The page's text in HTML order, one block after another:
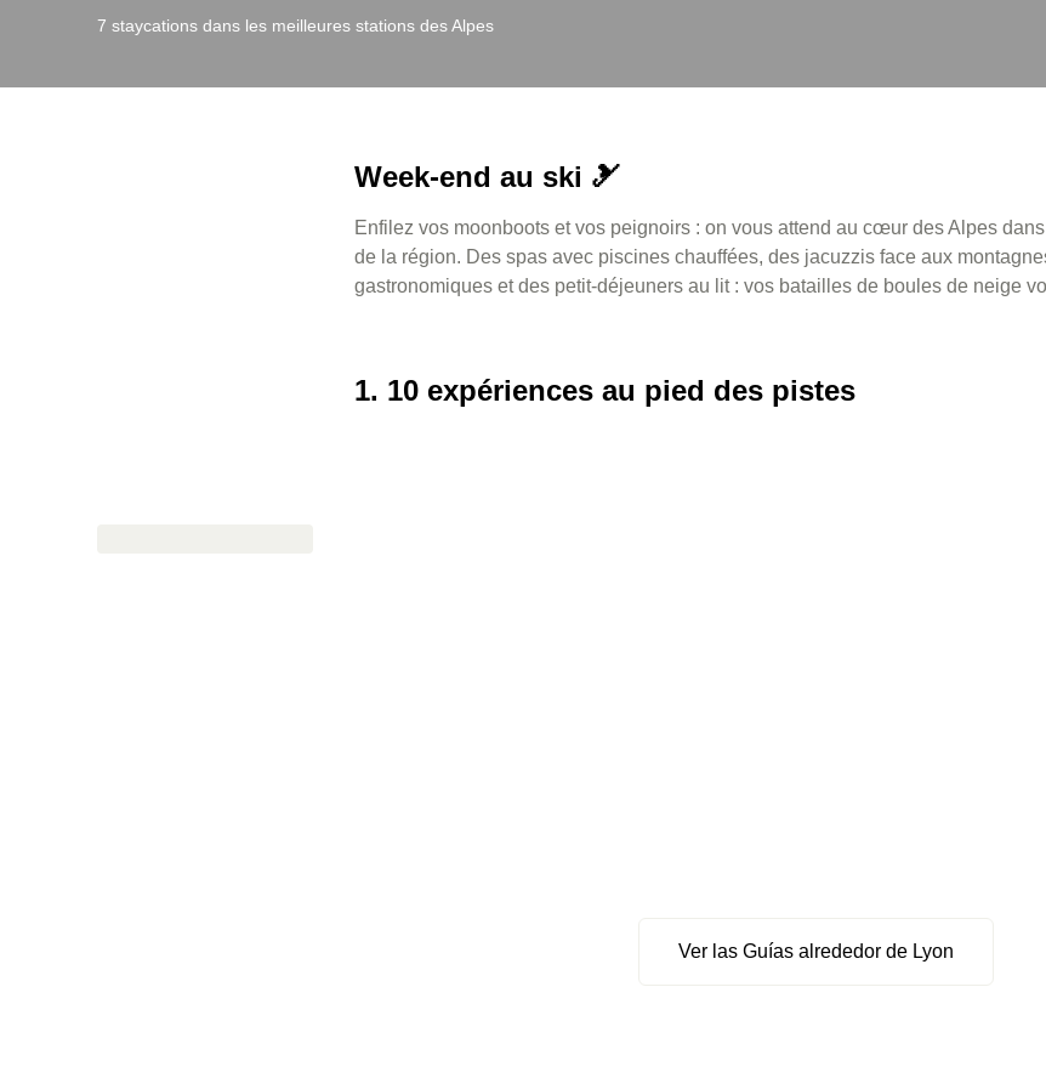
7 staycations dans les meilleures stations des Alpes
Week-end au ski 🎿
Enfilez vos moonboots et vos peignoirs : on vous attend au cœur des Alpes
de la région. Des spas avec piscines chauffées, des jacuzzis face aux
gastronomiques et des petit-déjeuners au lit : vos batailles de boules de neige
1. 10 expériences au pied des pistes
Ver las Guías alrededor de Lyon